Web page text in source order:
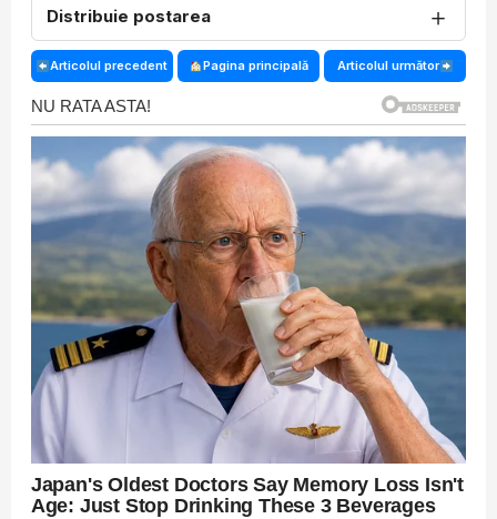
Distribuie postarea ＋
Articolul precedent Pagina principală Articolul următor